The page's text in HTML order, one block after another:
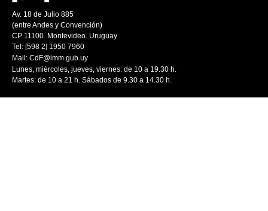
Av. 18 de Julio 885
(entre Andes y Convención)
CP 11100. Montevideo. Uruguay
Tel: [598 2] 1950 7960
Mail: CdF@imm.gub.uy
Lunes, miércoles, jueves, viernes: de 10 a 19.30 h.
Martes: de 10 a 21 h. Sábados de 9.30 a 14.30 h.